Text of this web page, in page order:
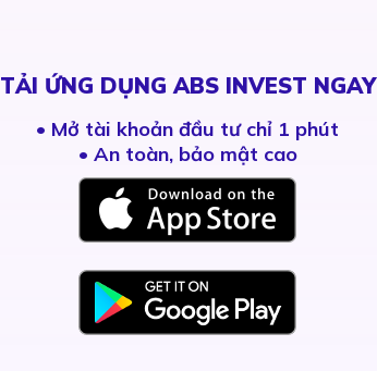
TẢI ỨNG DỤNG ABS INVEST NGAY
• Mở tài khoản đầu tư chỉ 1 phút
• An toàn, bảo mật cao